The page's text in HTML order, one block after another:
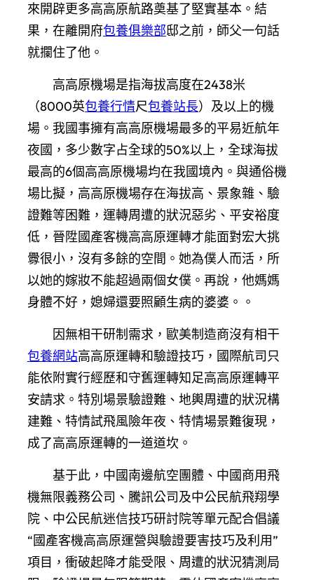
來開辟更多高高原航路奠基了堅實基本。結
果，在離開府包養俱樂部邸之前，師父一句話
就攔住了他。
高高原機場是指海拔高度在2438米
（8000英包養行情尺包養站長）及以上的機
場。我國事擁有高高原機場最多的平易近航年
夜國，多少數字占全球的50%以上，全球海拔
最高的6個高高原機場均在我國境內。與通俗機
場比擬，高高原機場存在海拔高、景象雜、驗
證難等困難，運轉周遭的狀況惡劣、平安裕度
低，晉陞國產客機高高原運轉才能面對宏大挑
釁很小，沒有多餘的空間。她為僕人而活，所
以她的嫁妝不能超過兩個女僕。再說，他媽媽
身體不好，媳婦還要照顧生病的婆婆。。
因無相干研制需求，歐美制造商沒有相干
包養網站高高原運轉和驗證技巧，國際航司只
能依附實行經歷和守舊運轉知足高高原運轉平
安請求。特別場景驗證難、地輿周遭的狀況構
建難、特情試飛風險年夜、特情場景難復現，
成了高高原運轉的一道道坎。
基于此，中國南邊航空團體、中國商用飛
機無限義務公司、騰訊公司及中公民航飛翔學
院、中公民航迷信技巧研討院等單元配合倡議
“國產客機高高原運營與驗證要害技巧及利用”
項目，衝破起降才能受限、周遭的狀況猜測局